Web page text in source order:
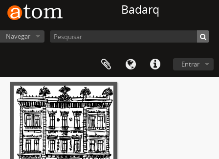
Badarq
Navegar
Entrar